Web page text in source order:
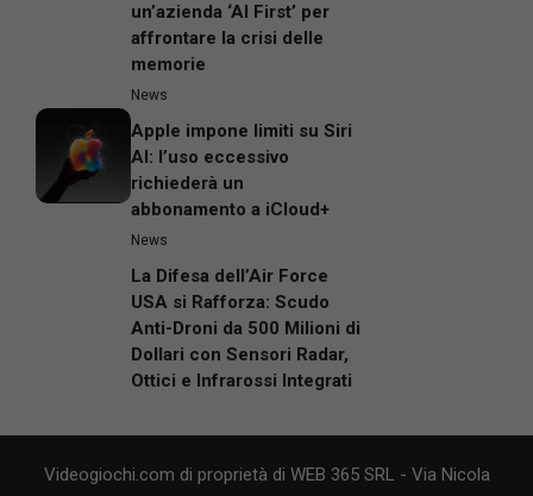
un’azienda ‘AI First’ per
affrontare la crisi delle
memorie
News
Apple impone limiti su Siri
AI: l’uso eccessivo
richiederà un
abbonamento a iCloud+
News
La Difesa dell’Air Force
USA si Rafforza: Scudo
Anti-Droni da 500 Milioni di
Dollari con Sensori Radar,
Ottici e Infrarossi Integrati
Videogiochi.com di proprietà di WEB 365 SRL - Via Nicola